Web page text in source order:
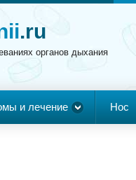
.ru
органов дыхания
и лечение Нос